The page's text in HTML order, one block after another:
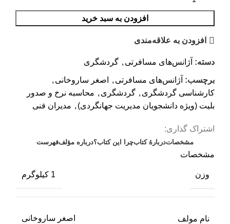
افزودن به سبد خرید
افزودن به علاقه‌مندی
دسته: آژانس‌های مسافرتی , گردشگری
برچسب: آژانس‌های مسافرتی , اصغر ساروخانی ,
کارشناسی گردشگری , گردشگری , محاسبه نرخ و صدور
بلیت (ویژه دانشجویان مدیریت جهانگردی) , مدیران فنی
اشتراک گذاری:
مشخصاتدربارهٔ کتابچرا این کتاب؟درباره مؤلففهرست
مشخصات
وزن 1 کیلوگرم
نام مولف اصغر ساروخانی